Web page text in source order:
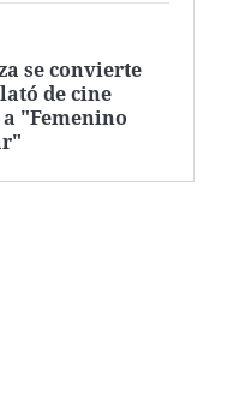
se convierte
de cine
"Femenino